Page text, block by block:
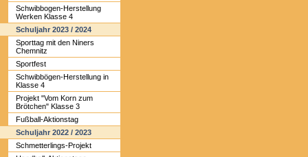
Schwibbogen-Herstellung
Werken Klasse 4
Schuljahr 2023 / 2024
Sporttag mit den Niners
Chemnitz
Sportfest
Schwibbögen-Herstellung in
Klasse 4
Projekt "Vom Korn zum
Brötchen" Klasse 3
Fußball-Aktionstag
Schuljahr 2022 / 2023
Schmetterlings-Projekt